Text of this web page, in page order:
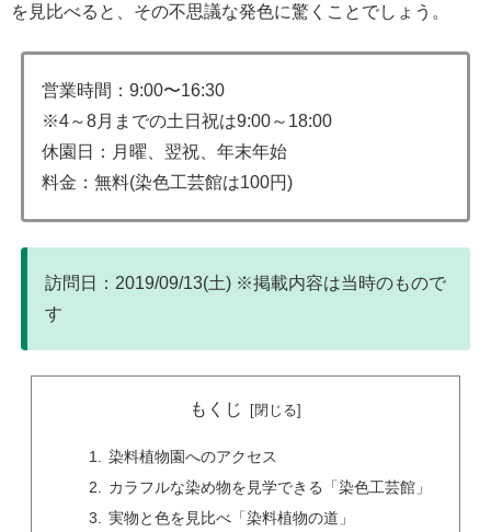
を見比べると、その不思議な発色に驚くことでしょう。
営業時間：9:00〜16:30
※4～8月までの土日祝は9:00～18:00
休園日：月曜、翌祝、年末年始
料金：無料(染色工芸館は100円)
訪問日：2019/09/13(土) ※掲載内容は当時のもので
す
もくじ
染料植物園へのアクセス
カラフルな染め物を見学できる「染色工芸館」
実物と色を見比べ「染料植物の道」